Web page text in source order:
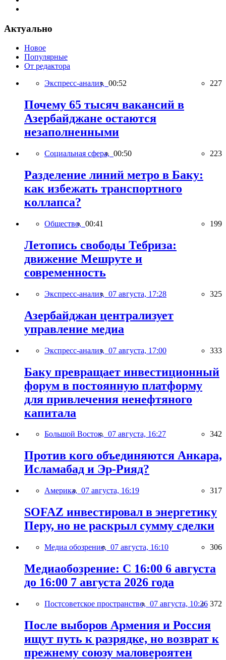
Актуально
Новое
Популярные
От редактора
Экспресс-анализ, 00:52 227
Почему 65 тысяч вакансий в
Азербайджане остаются
незаполненными
Социальная сфера, 00:50 223
Разделение линий метро в Баку:
как избежать транспортного
коллапса?
Общество, 00:41 199
Летопись свободы Тебриза:
движение Мешруте и
современность
Экспресс-анализ, 07 августа, 17:28 325
Азербайджан централизует
управление медиа
Экспресс-анализ, 07 августа, 17:00 333
Баку превращает инвестиционный
форум в постоянную платформу
для привлечения ненефтяного
капитала
Большой Восток, 07 августа, 16:27 342
Против кого объединяются Анкара,
Исламабад и Эр-Рияд?
Америка, 07 августа, 16:19 317
SOFAZ инвестировал в энергетику
Перу, но не раскрыл сумму сделки
Медиа обозрение, 07 августа, 16:10 306
Медиаобозрение: С 16:00 6 августа
до 16:00 7 августа 2026 года
Постсоветское пространство, 07 августа, 10:26 372
После выборов Армения и Россия
ищут путь к разрядке, но возврат к
прежнему союзу маловероятен